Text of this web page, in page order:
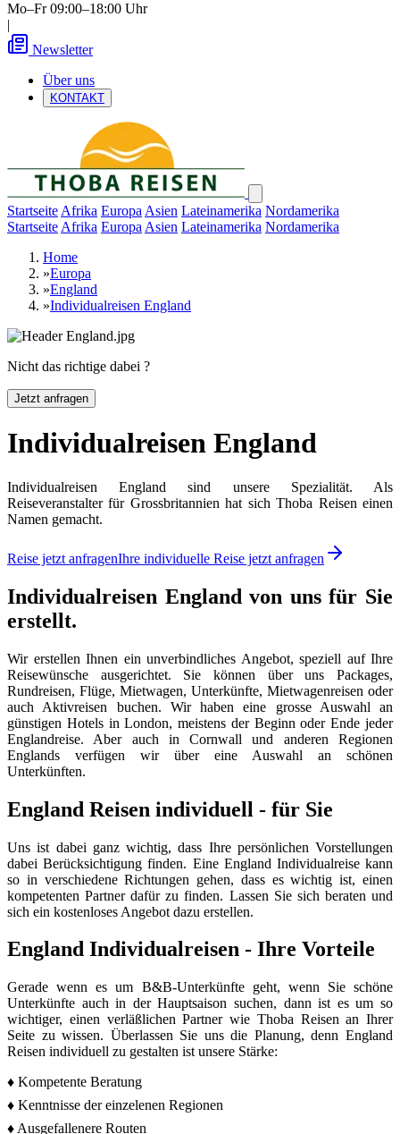
Mo–Fr 09:00–18:00 Uhr
|
Newsletter
Über uns
KONTAKT
Startseite Afrika Europa Asien Lateinamerika Nordamerika
Startseite Afrika Europa Asien Lateinamerika Nordamerika
Home
»Europa
»England
»Individualreisen England
Nicht das richtige dabei ?
Jetzt anfragen
Individualreisen England
Individualreisen England sind unsere Spezialität. Als
Reiseveranstalter für Grossbritannien hat sich Thoba Reisen einen
Namen gemacht.
Reise jetzt anfragenIhre individuelle Reise jetzt anfragen
Individualreisen Englandvon uns für Sie
erstellt.
Wir erstellen Ihnen ein unverbindliches Angebot, speziell auf Ihre
Reisewünsche ausgerichtet. Sie können über uns Packages,
Rundreisen, Flüge, Mietwagen, Unterkünfte, Mietwagenreisen oder
auch Aktivreisen buchen. Wir haben eine grosse Auswahl an
günstigen Hotels in London, meistens der Beginn oder Ende jeder
Englandreise. Aber auch in Cornwall und anderen Regionen
Englands verfügen wir über eine Auswahl an schönen
Unterkünften.
England Reisen individuell - für Sie
Uns ist dabei ganz wichtig, dass Ihre persönlichen Vorstellungen
dabei Berücksichtigung finden. Eine England Individualreise kann
so in verschiedene Richtungen gehen, dass es wichtig ist, einen
kompetenten Partner dafür zu finden. Lassen Sie sich beraten und
sich ein kostenloses Angebot dazu erstellen.
England Individualreisen - Ihre Vorteile
Gerade wenn es um B&B-Unterkünfte geht, wenn Sie schöne
Unterkünfte auch in der Hauptsaison suchen, dann ist es um so
wichtiger, einen verläßlichen Partner wie Thoba Reisen an Ihrer
Seite zu wissen. Überlassen Sie uns die Planung, denn England
Reisen individuell zu gestalten ist unsere Stärke:
♦ Kompetente Beratung
♦ Kenntnisse der einzelenen Regionen
♦ Ausgefallenere Routen